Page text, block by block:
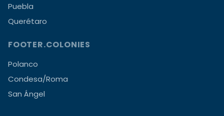
Puebla
Querétaro
FOOTER.COLONIES
Polanco
Condesa/Roma
San Ángel